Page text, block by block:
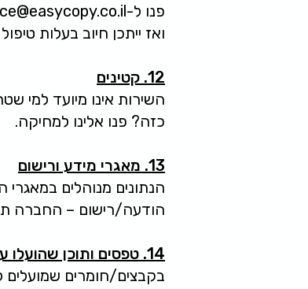
פנו ל-
ואז ייתכן חיוב בעלות
12. קטינים
כזה? פנו אלינו למחיקה.
13. מאגרי מידע ורישום
הנתונים מנוהלים
הודעה/רישום – החברה
14. טפסים ותוכן שהועלו על ידך
בקבצים/חומרים